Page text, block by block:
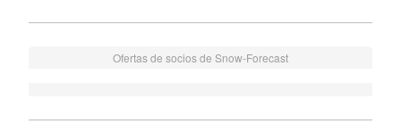
Ofertas de socios de Snow-Forecast